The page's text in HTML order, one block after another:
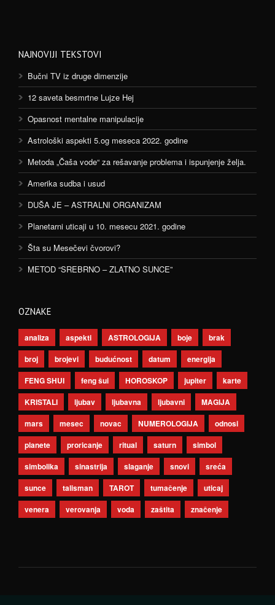
NAJNOVIJI TEKSTOVI
Bučni TV iz druge dimenzije
12 saveta besmrtne Lujze Hej
Opasnost mentalne manipulacije
Astrološki aspekti 5.og meseca 2022. godine
Metoda „Čaša vode“ za rešavanje problema i ispunjenje želja.
Amerika sudba i usud
DUŠA JE – ASTRALNI ORGANIZAM
Planetarni uticaji u 10. mesecu 2021. godine
Šta su Mesečevi čvorovi?
METOD “SREBRNO – ZLATNO SUNCE”
OZNAKE
analiza aspekti ASTROLOGIJA boje
brak
broj
brojevi budućnost datum
energija
FENG SHUI
feng šui HOROSKOP jupiter
karte
KRISTALI
ljubav ljubavna ljubavni
MAGIJA
mars
mesec novac NUMEROLOGIJA
odnosi
planete
proricanje ritual saturn
simbol
simbolika
sinastrija slaganje snovi
sreća
sunce
talisman TAROT tumačenje
uticaj
venera
verovanja voda zaštita značenje